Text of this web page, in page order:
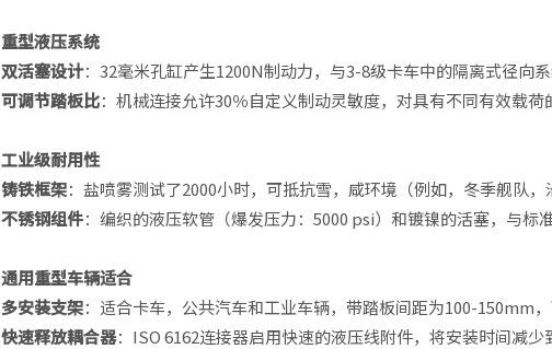
重型液压系统
双活塞设计：32毫米孔缸产生1200N制动力，与3-8级卡车中的隔离式径向系
可调节踏板比：机械连接允许30％自定义制动灵敏度，对具有不同有效载荷
工业级耐用性
铸铁框架：盐喷雾测试了2000小时，可抵抗雪，咸环境（例如，冬季舰队，
不锈钢组件：编织的液压软管（爆发压力：5000 psi）和镀镍的活塞，与标
通用重型车辆适合
多安装支架：适合卡车，公共汽车和工业车辆，带踏板间距为100-150mm，
快速释放耦合器：ISO 6162连接器启用快速的液压线附件，将安装时间减少